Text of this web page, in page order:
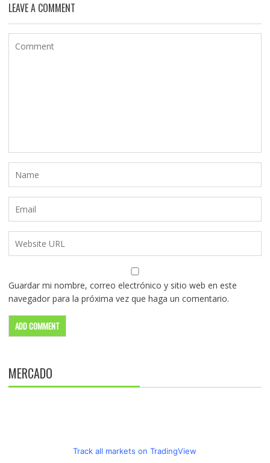
LEAVE A COMMENT
Guardar mi nombre, correo electrónico y sitio web en este
navegador para la próxima vez que haga un comentario.
MERCADO
Track all markets on TradingView